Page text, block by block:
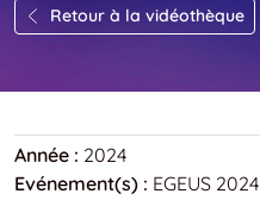
Retour à la vidéothèque
Année : 2024
Evénement(s) : EGEUS 2024